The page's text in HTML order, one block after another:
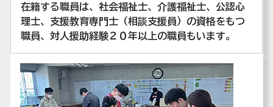
在籍する職員は、社会福祉士、介護福祉士、公認心
理士、支援教育専門士（相談支援員）の資格をもつ
職員、対人援助経験２０年以上の職員もいます。